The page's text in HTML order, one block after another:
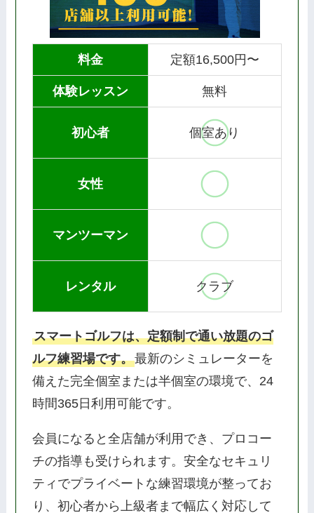
料金 定額16,500円〜
体験レッスン 無料
初心者 個室あり
女性
マンツーマン
レンタル クラブ
スマートゴルフは、定額制で通い放題のゴ
ルフ練習場です。最新のシミュレーターを
備えた完全個室または半個室の環境で、24
時間365日利用可能です。
会員になると全店舗が利用でき、プロコー
チの指導も受けられます。安全なセキュリ
ティでプライベートな練習環境が整ってお
り、初心者から上級者まで幅広く対応して